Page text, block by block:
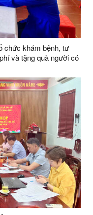
chức khám bệnh, tư
và tặng quà người có